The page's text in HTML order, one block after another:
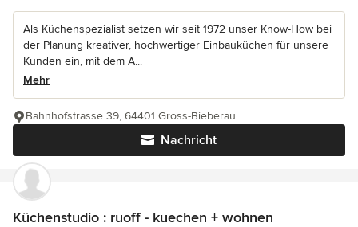
Als Küchenspezialist setzen wir seit 1972 unser Know-How bei
der Planung kreativer, hochwertiger Einbauküchen für unsere
Kunden ein, mit dem A...
Mehr
Nachricht
Bahnhofstrasse 39, 64401 Gross-Bieberau
Küchenstudio : ruoff - kuechen + wohnen